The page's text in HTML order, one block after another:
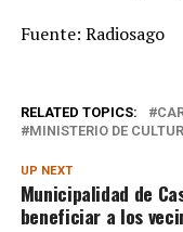
Fuente: Radiosago
RELATED TOPICS:
MINISTERIO DE
UP NEXT
Municipalidad de
beneficiar a los